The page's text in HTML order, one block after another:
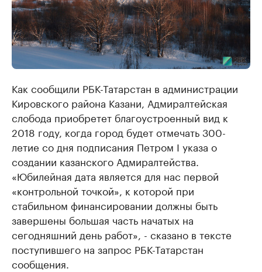
Как сообщили РБК-Татарстан в администрации
Кировского района Казани, Адмиралтейская
слобода приобретет благоустроенный вид к
2018 году, когда город будет отмечать 300-
летие со дня подписания Петром I указа о
создании казанского Адмиралтейства.
«Юбилейная дата является для нас первой
«контрольной точкой», к которой при
стабильном финансировании должны быть
завершены большая часть начатых на
сегодняшний день работ», - сказано в тексте
поступившего на запрос РБК-Татарстан
сообщения.